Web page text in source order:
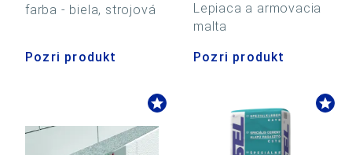
farba - biela, strojová
Pozri produkt
Lepiaca a armovacia
malta
Pozri produkt